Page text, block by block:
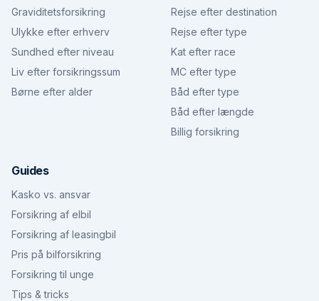
Graviditetsforsikring
Ulykke efter erhverv
Sundhed efter niveau
Liv efter forsikringssum
Børne efter alder
Rejse efter destination
Rejse efter type
Kat efter race
MC efter type
Båd efter type
Båd efter længde
Billig forsikring
Guides
Kasko vs. ansvar
Forsikring af elbil
Forsikring af leasingbil
Pris på bilforsikring
Forsikring til unge
Tips & tricks